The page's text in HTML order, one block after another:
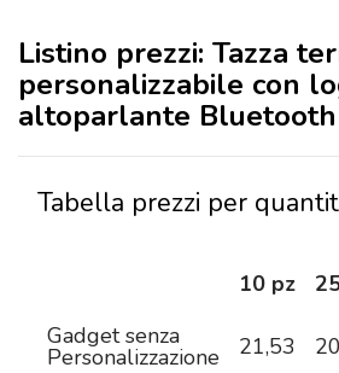
Listino prezzi: Tazza
personalizzabile con
altoparlante Bluetooth
Tabella prezzi per
10 pz
Gadget senza
Personalizzazione 21,53